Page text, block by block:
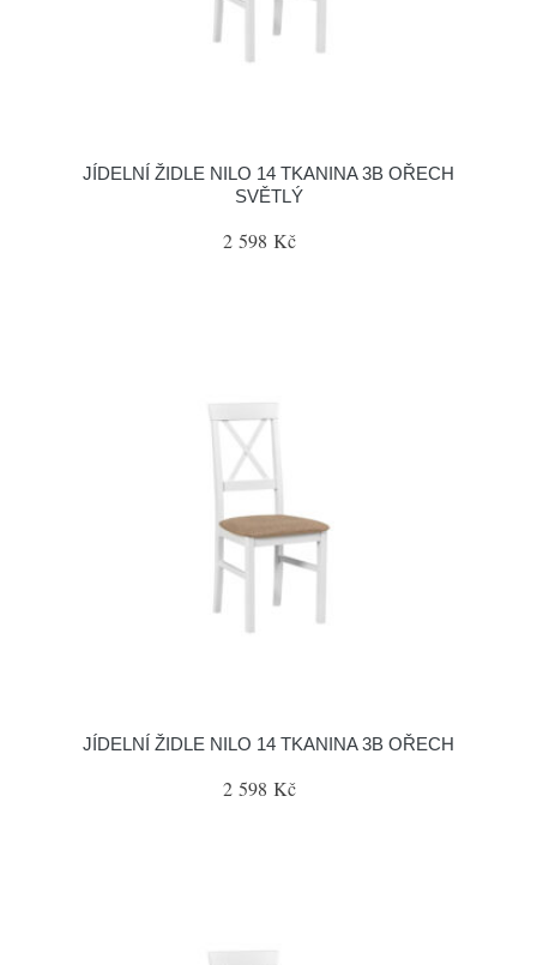
JÍDELNÍ ŽIDLE NILO 14 TKANINA 3B OŘECH
SVĚTLÝ
2 598 Kč
JÍDELNÍ ŽIDLE NILO 14 TKANINA 3B OŘECH
2 598 Kč